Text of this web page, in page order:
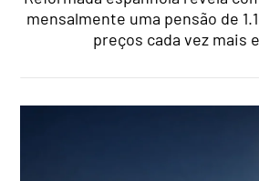
mensalmente uma pensão de
preços cada vez mais